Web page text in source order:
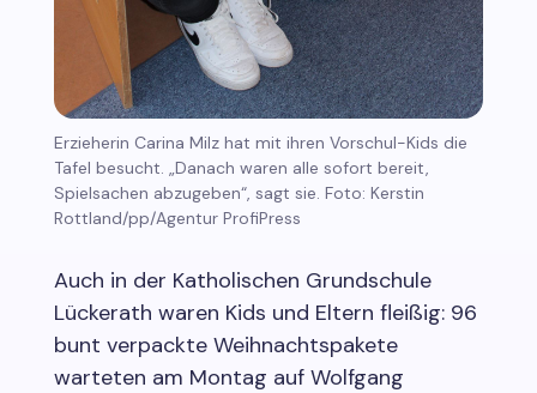
Erzieherin Carina Milz hat mit ihren Vorschul-Kids die
Tafel besucht. „Danach waren alle sofort bereit,
Spielsachen abzugeben“, sagt sie. Foto: Kerstin
Rottland/pp/Agentur ProfiPress
Auch in der Katholischen Grundschule
Lückerath waren Kids und Eltern fleißig: 96
bunt verpackte Weihnachtspakete
warteten am Montag auf Wolfgang